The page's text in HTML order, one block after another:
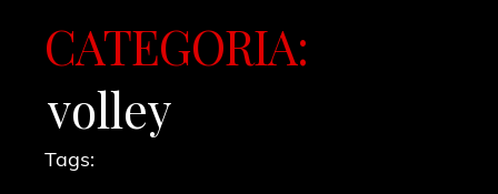
CATEGORIA:
volley
Tags: